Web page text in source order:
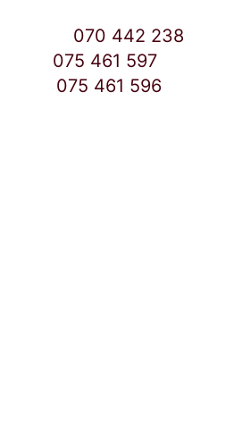
070 442 238
075 461 597
075 461 596